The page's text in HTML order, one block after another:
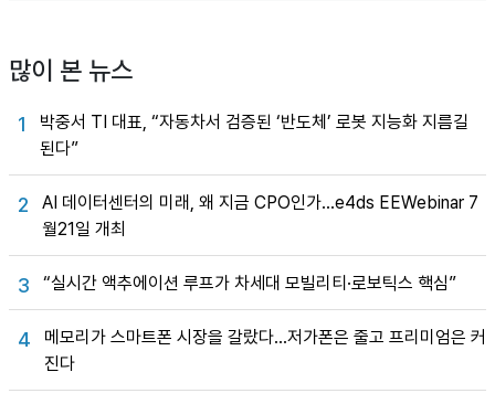
많이 본 뉴스
1
박중서 TI 대표, “자동차서 검증된 ‘반도체’ 로봇 지능화 지름길
된다”
2
AI 데이터센터의 미래, 왜 지금 CPO인가…e4ds EEWebinar 7
월21일 개최
3 “실시간 액추에이션 루프가 차세대 모빌리티·로보틱스 핵심”
4
메모리가 스마트폰 시장을 갈랐다…저가폰은 줄고 프리미엄은 커
진다